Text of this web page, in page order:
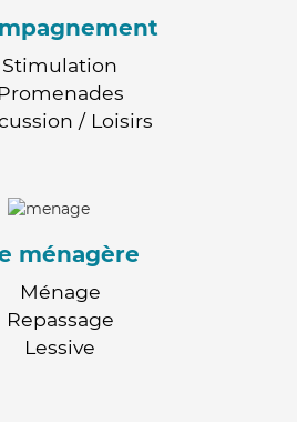
Stimulation
Promenades
/ Loisirs
ménagère
Ménage
Repassage
Lessive